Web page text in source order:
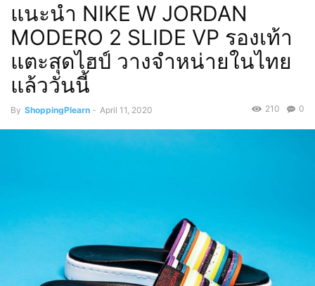
แนะนำ NIKE W JORDAN
MODERO 2 SLIDE VP รองเท้า
แตะสุดไฮป์ วางจำหน่ายในไทย
แล้ววันนี้
By ShoppingPlearn - April 11, 2020 0
210